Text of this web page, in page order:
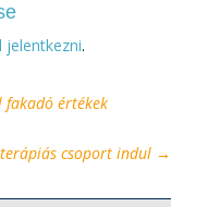
jelentkezni.
fakadó értékek
csoport indul →